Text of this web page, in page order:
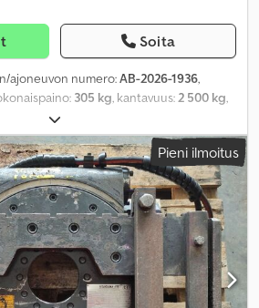
Soita
ajoneuvon numero:AB-2026-1936,
305 kg, kantavuus:2 500 kg,
, tuotteen leveys (max):
,
Pieni ilmoitus